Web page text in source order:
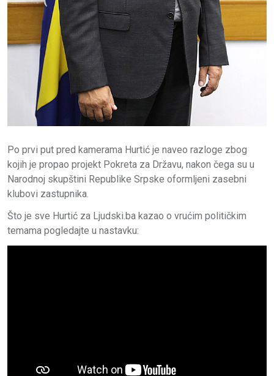
Po prvi put pred kamerama Hurtić je naveo razloge zbog
kojih je propao projekt Pokreta za Državu, nakon čega su u
Narodnoj skupštini Republike Srpske oformljeni zasebni
klubovi zastupnika.
Što je sve Hurtić za Ljudski.ba kazao o vrućim političkim
temama pogledajte u nastavku: